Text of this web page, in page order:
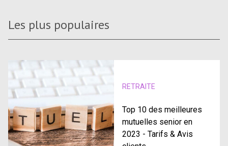
Les plus populaires
RETRAITE
Top 10 des meilleures
mutuelles senior en
2023 - Tarifs & Avis